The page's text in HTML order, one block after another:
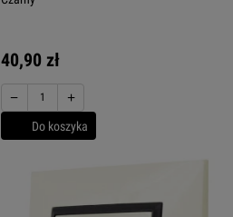
40,90 zł
− +
Do koszyka